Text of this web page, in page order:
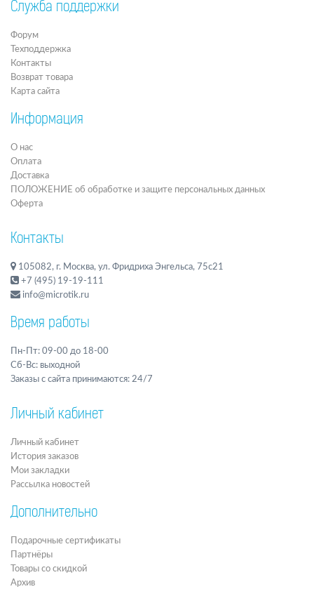
Служба поддержки
Форум
Техподдержка
Контакты
Возврат товара
Карта сайта
Информация
О нас
Оплата
Доставка
ПОЛОЖЕНИЕ об обработке и защите персональных данных
Оферта
Контакты
105082, г. Москва, ул. Фридриха Энгельса, 75с21
+7 (495) 19-19-111
info@microtik.ru
Время работы
Пн-Пт: 09-00 до 18-00
Сб-Вс: выходной
Заказы с сайта принимаются: 24/7
Личный кабинет
Личный кабинет
История заказов
Мои закладки
Рассылка новостей
Дополнительно
Подарочные сертификаты
Партнёры
Товары со скидкой
Архив